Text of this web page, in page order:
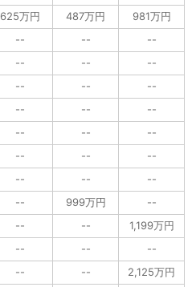
625万円 487万円
981万円
-- --
--
-- --
--
-- --
--
-- --
--
-- --
--
-- --
--
-- --
--
-- 999万円
--
-- --
1,199万円
-- --
--
-- --
2,125万円